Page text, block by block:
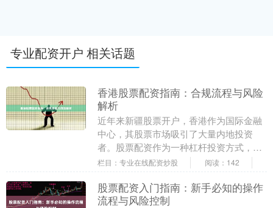
专业配资开户 相关话题
香港股票配资指南：合规流程与风险
解析
近年来新疆股票开户，香港作为国际金融
中心，其股票市场吸引了大量内地投资
者。股票配资作为一种杠杆投资方式，在
港股市场中也逐渐受到关注。本文将从合
栏目：专业在线配资炒股 阅读：142
股票配资入门指南：新手必知的操作
流程与风险控制